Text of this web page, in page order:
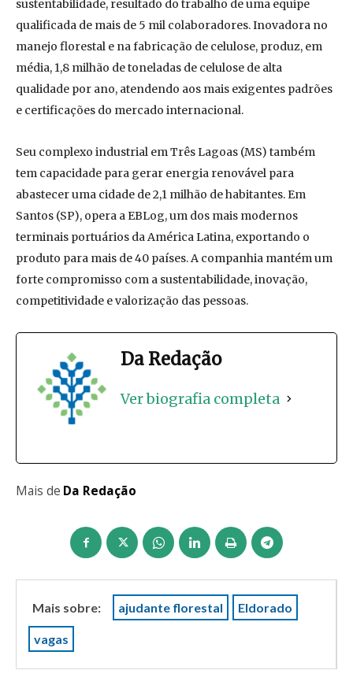
sustentabilidade, resultado do trabalho de uma equipe
qualificada de mais de 5 mil colaboradores. Inovadora no
manejo florestal e na fabricação de celulose, produz, em
média, 1,8 milhão de toneladas de celulose de alta
qualidade por ano, atendendo aos mais exigentes padrões
e certificações do mercado internacional.
Seu complexo industrial em Três Lagoas (MS) também
tem capacidade para gerar energia renovável para
abastecer uma cidade de 2,1 milhão de habitantes. Em
Santos (SP), opera a EBLog, um dos mais modernos
terminais portuários da América Latina, exportando o
produto para mais de 40 países. A companhia mantém um
forte compromisso com a sustentabilidade, inovação,
competitividade e valorização das pessoas.
Da Redação
Ver biografia completa
Mais de Da Redação
Mais sobre: ajudante florestal Eldorado
vagas